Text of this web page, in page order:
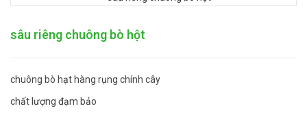
sâu riêng chuông bò hột
chuông bò hạt hàng rụng chính cây
chất lượng đạm bảo